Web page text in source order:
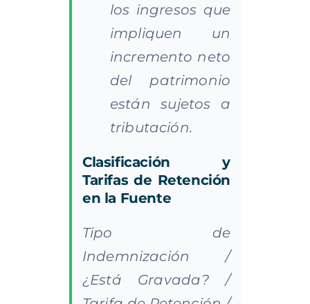
los ingresos que
impliquen un
incremento neto
del patrimonio
están sujetos a
tributación.
Clasificación y
Tarifas de Retención
en la Fuente
Tipo de
Indemnización /
¿Está Gravada? /